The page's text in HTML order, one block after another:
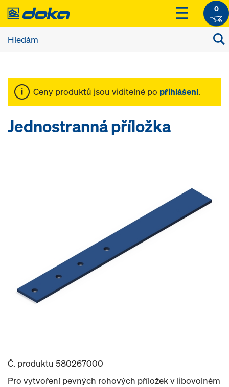
0
Ceny produktů jsou viditelné po přihlášení.
Jednostranná příložka
Č. produktu 580267000
Pro vytvoření pevných rohových příložek v libovolném